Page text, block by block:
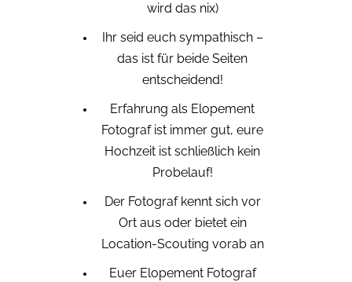
wird das nix)
Ihr seid euch sympathisch –
das ist für beide Seiten
entscheidend!
Erfahrung als Elopement
Fotograf ist immer gut, eure
Hochzeit ist schließlich kein
Probelauf!
Der Fotograf kennt sich vor
Ort aus oder bietet ein
Location-Scouting vorab an
Euer Elopement Fotograf